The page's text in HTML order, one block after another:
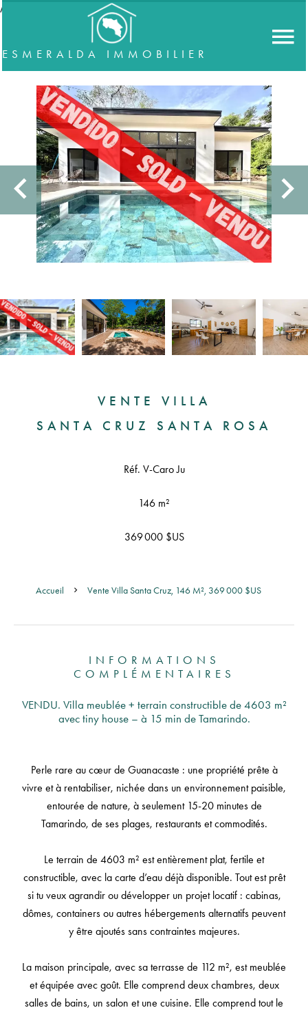
//accordeon
ESMERALDA IMMOBILIER
VENTE VILLA
SANTA CRUZ SANTA ROSA
Réf. V-Caro Ju
146 m²
369 000 $US
Accueil Vente Villa Santa Cruz, 146 M², 369 000 $US
INFORMATIONS
COMPLÉMENTAIRES
VENDU. Villa meublée + terrain constructible de 4603 m²
avec tiny house – à 15 min de Tamarindo.
Perle rare au cœur de Guanacaste : une propriété prête à
vivre et à rentabiliser, nichée dans un environnement paisible,
entourée de nature, à seulement 15-20 minutes de
Tamarindo, de ses plages, restaurants et commodités.
Le terrain de 4603 m² est entièrement plat, fertile et
constructible, avec la carte d’eau déjà disponible. Tout est prêt
si tu veux agrandir ou développer un projet locatif : cabinas,
dômes, containers ou autres hébergements alternatifs peuvent
y être ajoutés sans contraintes majeures.
La maison principale, avec sa terrasse de 112 m², est meublée
et équipée avec goût. Elle comprend deux chambres, deux
salles de bains, un salon et une cuisine. Elle comprend tout le